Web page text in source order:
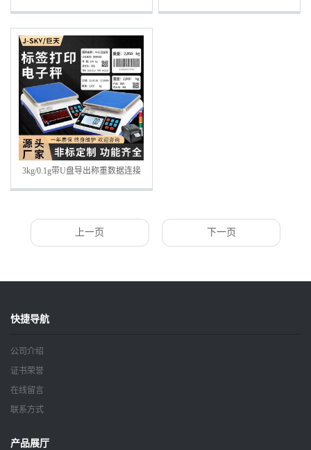
坡电子秤 ERP/MAS电子秤
3kg/0.1g带U盘导出称重数据连接
电脑电子称
上一页 下一页
快捷导航
公司介绍
证书荣誉
在线留言
联系方式
产品展厅